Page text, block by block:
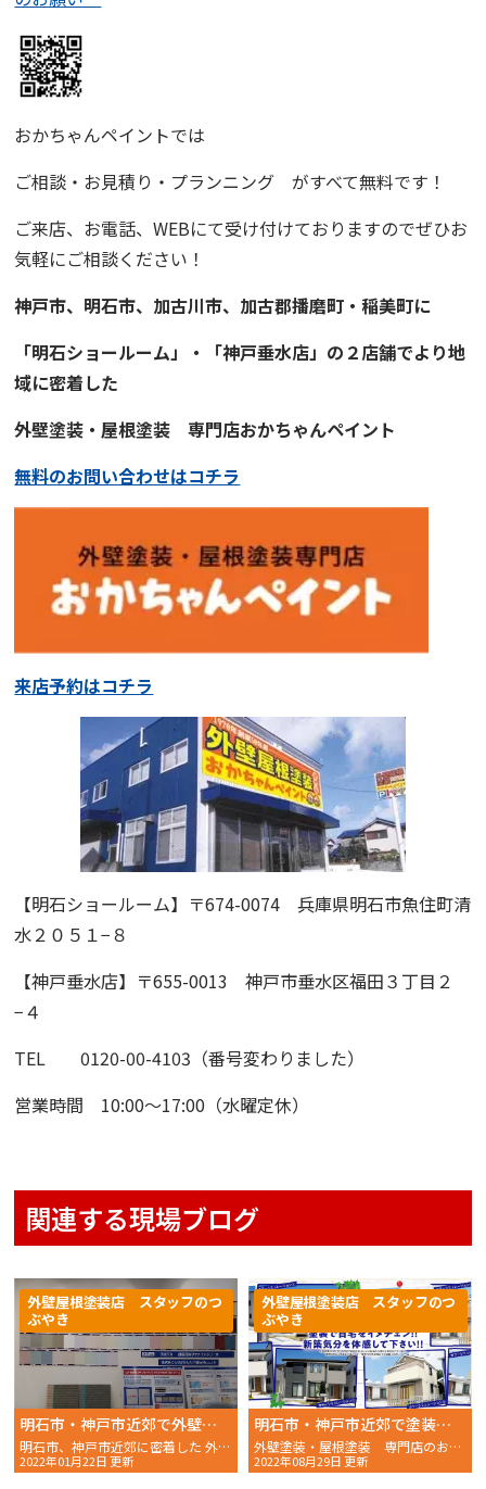
おかちゃんペイントでは
ご相談・お見積り・プランニング
がすべて無料です！
ご来店、お電話、WEBにて受け付けておりますのでぜひお
気軽にご相談ください！
神戸市、明石市、加古川市、 加古郡播磨町・稲美町に
「明石ショールーム」・「神戸垂水店」の２店舗でより地
域に密着した
外壁塗装・屋根塗装専門店おかちゃんペイント
無料のお問い合わせはコチラ
来店予約はコチラ
【明石ショールーム】 〒674-0074 兵庫県明石市魚住町清
水２０５１−８
【神戸垂水店】 〒655-0013 神戸市垂水区福田３丁目２
−４
TEL 0120-00-4103（番号変わりました）
営業時間 10:00〜17:00（水曜定休）
関連する現場ブログ
明石市・神戸市近郊で外壁塗装を検討されている皆様へ色選びのポイントを解説！
明石市、神戸市近郊に密着した 外壁塗装・屋根塗装 専門店の
2022年01月22日 更新
外壁屋根塗装店 スタッフのつ
ぶやき
明石市・神戸市近郊で塗装をお考え中の方へ、失敗しない色の選び方を解説！
外壁塗装・屋根塗装 専門店のおかちゃんペイントです！
2022年08月29日 更新
外壁屋根塗装店 スタッフのつ
ぶやき